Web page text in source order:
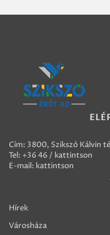
Cím: 3800, Szikszó Kálvin
Tel: +36 46 / kattintson
E-mail: kattintson
Hírek
Városháza